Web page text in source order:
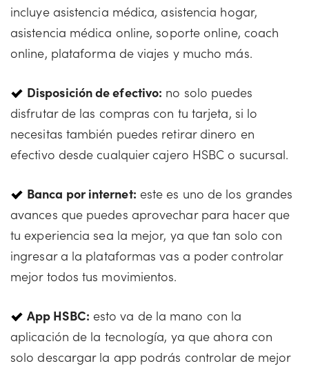
incluye asistencia médica, asistencia hogar,
asistencia médica online, soporte online, coach
online, plataforma de viajes y mucho más.
Disposición de efectivo: no solo puedes
disfrutar de las compras con tu tarjeta, si lo
necesitas también puedes retirar dinero en
efectivo desde cualquier cajero HSBC o sucursal.
Banca por internet: este es uno de los grandes
avances que puedes aprovechar para hacer que
tu experiencia sea la mejor, ya que tan solo con
ingresar a la plataformas vas a poder controlar
mejor todos tus movimientos.
App HSBC: esto va de la mano con la
aplicación de la tecnología, ya que ahora con
solo descargar la app podrás controlar de mejor